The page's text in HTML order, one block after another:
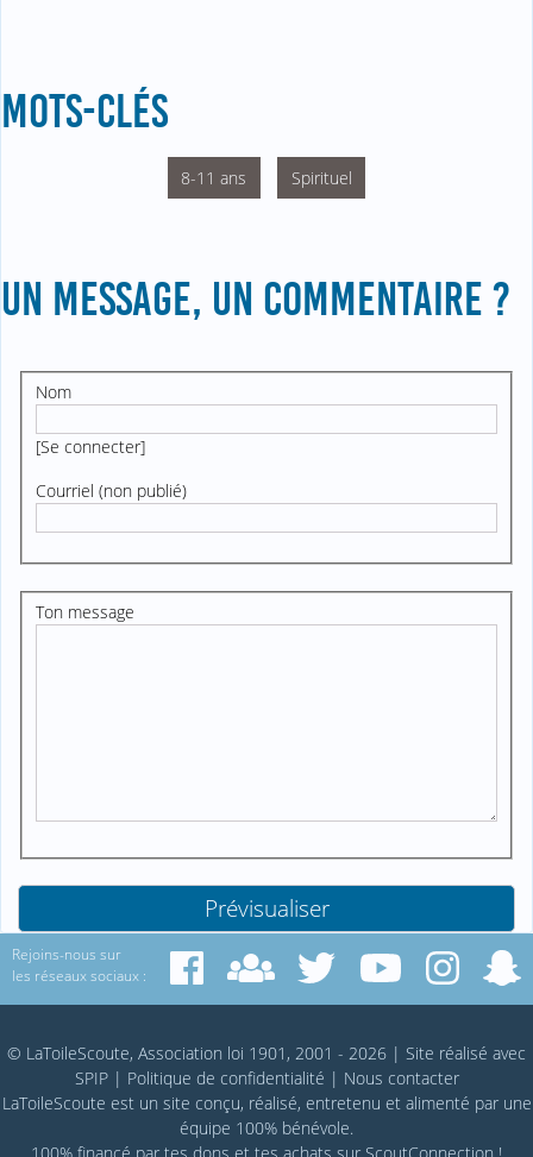
MOTS-CLÉS
8-11 ans Spirituel
UN MESSAGE, UN COMMENTAIRE ?
Nom
[Se connecter]
Courriel (non publié)
Ton message
Rejoins-nous sur
les réseaux sociaux :
© LaToileScoute, Association loi 1901, 2001 - 2026 | Site réalisé avec
SPIP| Politique de confidentialité | Nous contacter
LaToileScoute est un site conçu, réalisé, entretenu et alimenté par une
équipe 100% bénévole.